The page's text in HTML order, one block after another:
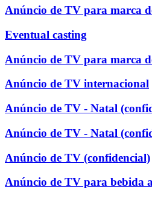
Anúncio de TV para marca
Eventual casting
Anúncio de TV para marca
Anúncio de TV internacional
Anúncio de TV - Natal
Anúncio de TV - Natal
Anúncio de TV (confidencial)
Anúncio de TV para bebida